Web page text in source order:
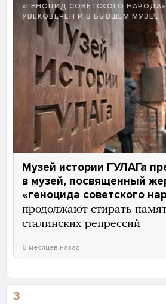
«ГЕНОЦИД СОВЕТСКОГО НАРОДА»
УВЕКОВЕЧЕН И В БЫВШЕМ МУЗЕЕ
Музей истории ГУЛАГа
в музей, посвященный
«геноцида советского
продолжают стирать
сталинских репрессий
6 месяцев назад
3